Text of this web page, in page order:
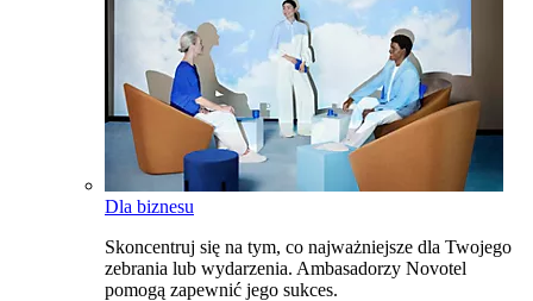
Dla biznesu
Skoncentruj się na tym, co najważniejsze dla Twojego
zebrania lub wydarzenia. Ambasadorzy Novotel
pomogą zapewnić jego sukces.